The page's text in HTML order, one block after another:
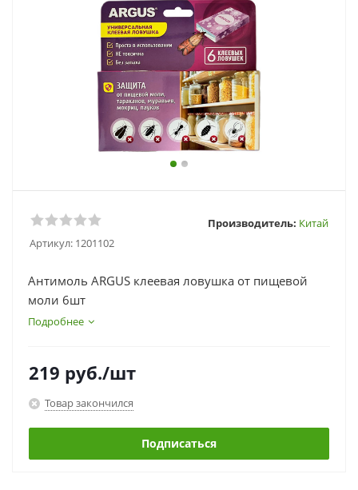
Артикул: 1201102
Производитель: Китай
Антимоль ARGUS клеевая ловушка от пищевой
моли 6шт
Подробнее
219 руб./шт
Товар закончился
Подписаться